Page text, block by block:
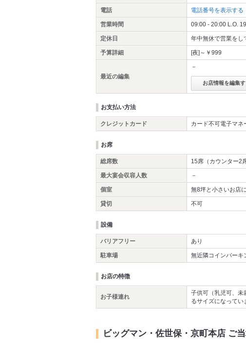
電話 電話番号を表示する
営業時間 09:00 - 20:00 L.O.
定休日 年中無休で営業をし
予算詳細 [夜]～￥999
最近の編集
－
お店情報を編集す
お支払い方法
クレジットカード カード不可電子マ
お席
総席数 15席（カウンター2
最大宴会収容人数 －
個室 無8坪と小さいお店
貸切 不可
設備
バリアフリー あり
駐車場 無近隣コインパーキ
お店の特徴
お子様連れ
子供可（乳児可、未
るサイズになってい
ビッグマン・佐世保・京町本店 ご